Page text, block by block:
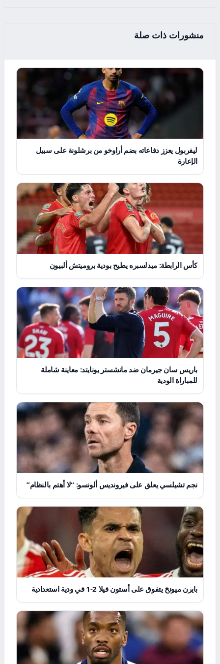
منشورات ذات صلة
ليفربول يعزز دفاعاته بضم أراوخو من برشلونة على سبيل
الإعارة
كأس الرابطة: ميدلسبره يطيح بودية بروميتش ألبيون
باريس سان جيرمان ضد مانشستر يونايتد: معاينة شاملة
للمباراة الودية
نجم تشيلسي يعلق على فيرونديس ألونسو: “لا أهتم بالنظام”
بايرن ميونخ يتفوق على أستون فيلا 2-1 في ودية استعدادية